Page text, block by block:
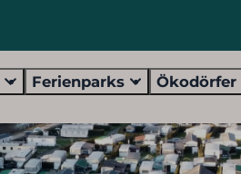
Ferienparks Ökodörfer